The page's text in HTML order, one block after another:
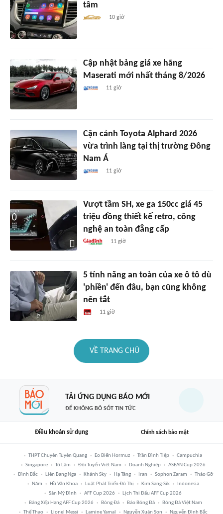
tâm
10 giờ
Cập nhật bảng giá xe hãng
Maserati mới nhất tháng 8/2026
11 giờ
Cận cảnh Toyota Alphard 2026
vừa trình làng tại thị trường Đông
Nam Á
11 giờ
Vượt tầm SH, xe ga 150cc giá 45
triệu đồng thiết kế retro, công
nghệ an toàn đẳng cấp
11 giờ
5 tính năng an toàn của xe ô tô dù
'phiền' đến đâu, bạn cũng không
nên tắt
11 giờ
VỀ TRANG CHỦ
TẢI ỨNG DỤNG BÁO MỚI
ĐỂ KHÔNG BỎ SÓT TIN TỨC
Điều khoản sử dụng Chính sách bảo mật
THPT Chuyên Tuyên Quang Eo Biển Hormuz Trần Đình Tiệp
Campuchia
Singapore
Tô Lâm Đội Tuyển Việt Nam Doanh Nghiệp
ASEAN Cup 2026
Đình Bắc
Liên Bang Nga Khánh Sky Hạ Tầng Iran Sophon Zaram
Tháo Gỡ
Năm
Hồ Văn Khoa Luật Phát Triển Đô Thị Kim Sang-Sik
Indonesia
Sân Mỹ Đình
AFF Cup 2026
Lịch Thi Đấu AFF Cup 2026
Bảng Xếp Hạng AFF Cup 2026
Bóng Đá Báo Bóng Đá
Bóng Đá Việt Nam
Thể Thao
Lionel Messi Lamine Yamal Nguyễn Xuân Son Nguyễn Đình Bắc